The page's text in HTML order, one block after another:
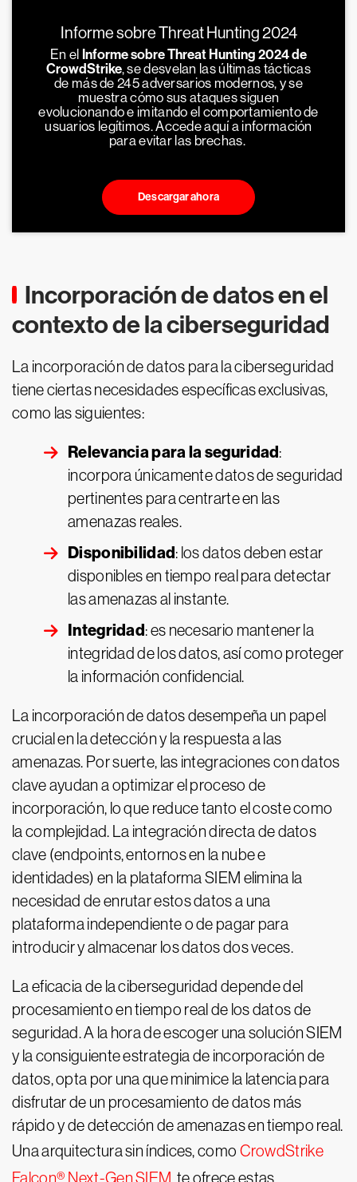
Informe sobre Threat Hunting 2024
En el Informe sobre Threat Hunting 2024 de
CrowdStrike, se desvelan las últimas tácticas
de más de 245 adversarios modernos, y se
muestra cómo sus ataques siguen
evolucionando e imitando el comportamiento de
usuarios legítimos. Accede aquí a información
para evitar las brechas.
Descargar ahora
Incorporación de datos en el
contexto de la ciberseguridad
La incorporación de datos para la ciberseguridad
tiene ciertas necesidades específicas exclusivas,
como las siguientes:
Relevancia para la seguridad:
incorpora únicamente datos de seguridad
pertinentes para centrarte en las
amenazas reales.
Disponibilidad: los datos deben estar
disponibles en tiempo real para detectar
las amenazas al instante.
Integridad: es necesario mantener la
integridad de los datos, así como proteger
la información confidencial.
La incorporación de datos desempeña un papel
crucial en la detección y la respuesta a las
amenazas. Por suerte, las integraciones con datos
clave ayudan a optimizar el proceso de
incorporación, lo que reduce tanto el coste como
la complejidad. La integración directa de datos
clave (endpoints, entornos en la nube e
identidades) en la plataforma SIEM elimina la
necesidad de enrutar estos datos a una
plataforma independiente o de pagar para
introducir y almacenar los datos dos veces.
La eficacia de la ciberseguridad depende del
procesamiento en tiempo real de los datos de
seguridad. A la hora de escoger una solución SIEM
y la consiguiente estrategia de incorporación de
datos, opta por una que minimice la latencia para
disfrutar de un procesamiento de datos más
rápido y de detección de amenazas en tiempo real.
Una arquitectura sin índices, como CrowdStrike
Falcon® Next-Gen SIEM , te ofrece estas